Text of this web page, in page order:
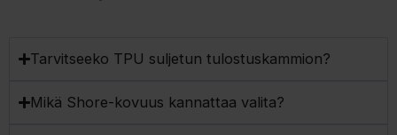
Tarvitseeko TPU suljetun tulostuskammion?
Mikä Shore-kovuus kannattaa valita?